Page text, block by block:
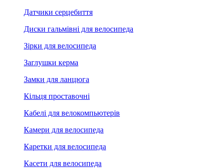
Датчики серцебиття
Диски гальмівні для велосипеда
Зірки для велосипеда
Заглушки керма
Замки для ланцюга
Кільця проставочні
Кабелі для велокомпьютерів
Камери для велосипеда
Каретки для велосипеда
Касети для велосипеда